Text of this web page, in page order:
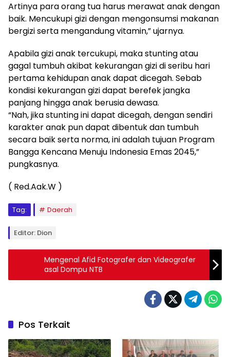
Artinya para orang tua harus merawat anak dengan
baik. Mencukupi gizi dengan mengonsumsi makanan
bergizi serta mengandung vitamin,” ujarnya.
Apabila gizi anak tercukupi, maka stunting atau
gagal tumbuh akibat kekurangan gizi di seribu hari
pertama kehidupan anak dapat dicegah. Sebab
kondisi kekurangan gizi dapat berefek jangka
panjang hingga anak berusia dewasa.
“Nah, jika stunting ini dapat dicegah, dengan sendiri
karakter anak pun dapat dibentuk dan tumbuh
secara baik serta norma, ini adalah tujuan Program
Bangga Kencana Menuju Indonesia Emas 2045,”
pungkasnya.
( Red.Aak.W )
Tag: Daerah
Editor: Dion
Mengenal Afid Fotografer dan Videografer
asal Dompu NTB
Pos Terkait